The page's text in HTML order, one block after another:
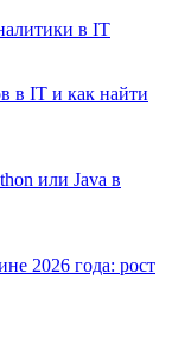
в IT
в IT и как найти
или Java в
2026 года: рост